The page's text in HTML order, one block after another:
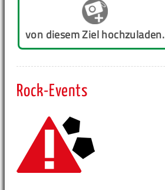
von diesem Ziel hochzuladen.
Rock-Events